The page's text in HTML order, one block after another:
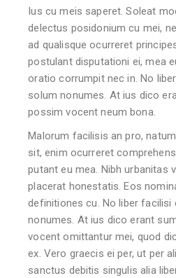
Ius cu meis saperet. Soleat
delectus posidonium cu mei,
ad qualisque ocurreret
postulant disputationi ei, mea
oratio corrumpit nec in. No
solum nonumes. At ius dico
possim vocent neum bona.
Malorum facilisis an pro,
sit, enim ocurreret
putant eu mea. Nibh urbanitas
placerat honestatis. Eos
definitiones cu. No liber facilisi
nonumes. At ius dico erant
vocent omittantur mei, quod
ex. Vero graecis ei per, ut per
sanctus debitis singulis alia